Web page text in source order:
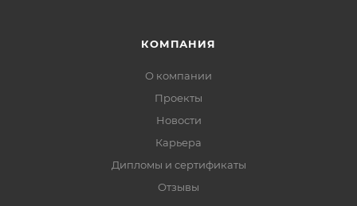
КОМПАНИЯ
О компании
Проекты
Новости
Карьера
Дипломы и сертификаты
Отзывы